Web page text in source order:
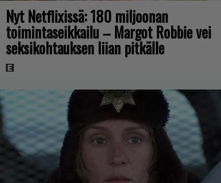
Nyt Netflixissä: 180 miljoonan
toimintaseikkailu – Margot Robbie vei
seksikohtauksen liian pitkälle